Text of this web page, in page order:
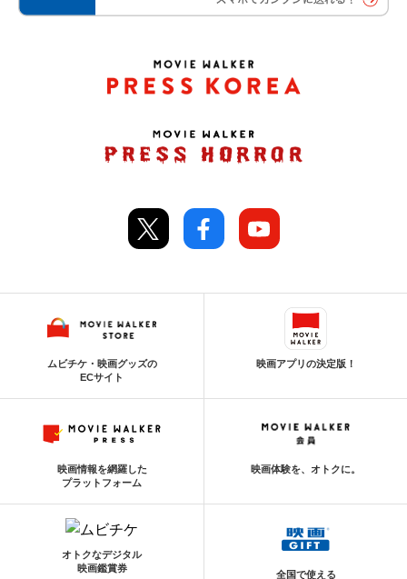
ムビチケ・映画グッズの
ECサイト
映画アプリの決定版！
映画情報を網羅した
プラットフォーム
映画体験を、オトクに。
オトクなデジタル
映画鑑賞券
全国で使える